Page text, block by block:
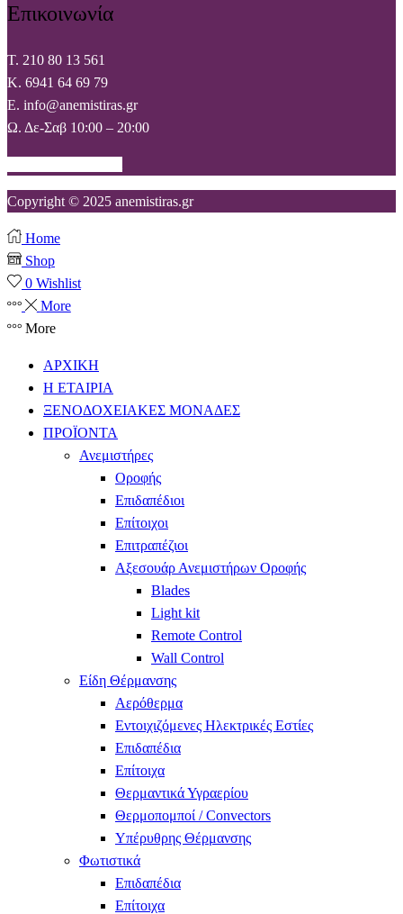
Επικοινωνία
T. 210 80 13 561
Κ. 6941 64 69 79
Ε. info@anemistiras.gr
Ω. Δε-Σαβ 10:00 – 20:00
Copyright © 2025 anemistiras.gr
Home
Shop
0 Wishlist
More
More
ΑΡΧΙΚΗ
Η ΕΤΑΙΡΙΑ
ΞΕΝΟΔΟΧΕΙΑΚΕΣ ΜΟΝΑΔΕΣ
ΠΡΟΪΟΝΤΑ
Ανεμιστήρες
Οροφής
Επιδαπέδιοι
Επίτοιχοι
Επιτραπέζιοι
Αξεσουάρ Ανεμιστήρων Οροφής
Blades
Light kit
Remote Control
Wall Control
Είδη Θέρμανσης
Αερόθερμα
Εντοιχιζόμενες Ηλεκτρικές Εστίες
Επιδαπέδια
Επίτοιχα
Θερμαντικά Υγραερίου
Θερμοπομποί / Convectors
Υπέρυθρης Θέρμανσης
Φωτιστικά
Επιδαπέδια
Επίτοιχα